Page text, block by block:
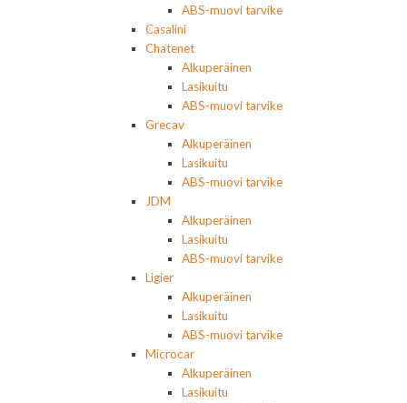
ABS-muovi tarvike
Casalini
Chatenet
Alkuperäinen
Lasikuitu
ABS-muovi tarvike
Grecav
Alkuperäinen
Lasikuitu
ABS-muovi tarvike
JDM
Alkuperäinen
Lasikuitu
ABS-muovi tarvike
Ligier
Alkuperäinen
Lasikuitu
ABS-muovi tarvike
Microcar
Alkuperäinen
Lasikuitu